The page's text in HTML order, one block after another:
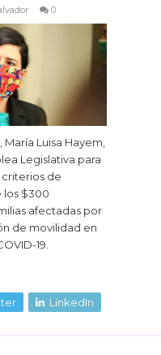
0
Luisa Hayem,
Legislativa para
de
los $300
afectadas por
de movilidad en
19.
LinkedIn